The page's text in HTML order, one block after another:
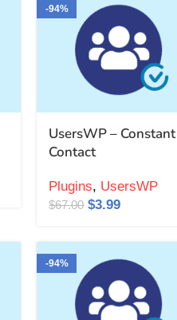
-94%
UsersWP – Constant
Contact
Plugins, UsersWP
$67.00 $3.99
-94%